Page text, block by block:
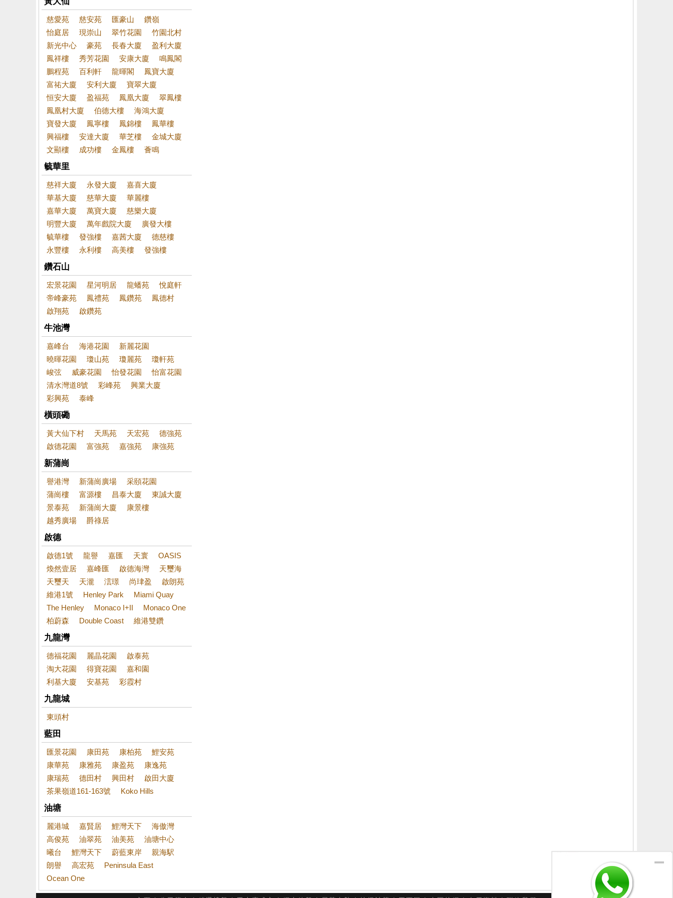
慈愛苑 慈安苑 匯豪山
鑽嶺
怡庭居
現崇山 翠竹花園
竹園北村
新光中心
豪苑 長春大廈
盈利大廈
鳳祥樓
秀芳花園 安康大廈
鳴鳳閣
鵬程苑
百利軒 龍暉閣
鳳寶大廈
富祐大廈
安利大廈
寶翠大廈
恒安大廈
盈福苑 鳳凰大廈
翠鳳樓
鳳凰村大廈
伯德大樓
海鴻大廈
寶發大廈
鳳寧樓 鳳錦樓
鳳華樓
興福樓
安達大廈 華芝樓
金城大廈
文顯樓
成功樓 金鳳樓 薈鳴
毓華里
慈祥大廈 永發大廈
嘉喜大廈
華基大廈
慈華大廈
華麗樓
嘉華大廈
萬寶大廈
慈樂大廈
明豐大廈
萬年戲院大廈
廣發大樓
毓華樓
發強樓 嘉茜大廈
德慈樓
永豐樓
永利樓 高美樓 發強樓
鑽石山
宏景花園 星河明居 龍蟠苑
悅庭軒
帝峰豪苑
鳳禮苑 鳳鑽苑
鳳德村
啟翔苑
啟鑽苑
牛池灣
嘉峰台 海港花園
新麗花園
曉暉花園
瓊山苑 瓊麗苑
瓊軒苑
峻弦
威豪花園 怡發花園
怡富花園
清水灣道8號
彩峰苑
興業大廈
彩興苑
泰峰
橫頭磡
黃大仙下村 天馬苑 天宏苑
德強苑
啟德花園
富強苑 嘉強苑 康強苑
新蒲崗
譽港灣 新蒲崗廣場
采頤花園
蒲崗樓
富源樓 昌泰大廈
東誠大廈
景泰苑
新蒲崗大廈
康景樓
越秀廣場
爵祿居
啟德
啟德1號 龍譽 嘉匯 天寰
OASIS
煥然壹居
嘉峰匯 啟德海灣
天璽海
天璽天
天瀧 澐璟 尚珒盈
啟朗苑
維港1號
Henley Park
Miami Quay
The Henley
Monaco I+II
Monaco One
柏蔚森
Double Coast 維港雙鑽
九龍灣
德福花園 麗晶花園
啟泰苑
淘大花園
得寶花園
嘉和園
利基大廈
安基苑 彩霞村
九龍城
東頭村
藍田
匯景花園 康田苑 康柏苑
鯉安苑
康華苑
康雅苑 康盈苑
康逸苑
康瑞苑
德田村 興田村
啟田大廈
茶果嶺道161-163號
Koko Hills
油塘
麗港城 嘉賢居 鯉灣天下
海傲灣
高俊苑
油翠苑 油美苑
油塘中心
曦台
鯉灣天下 蔚藍東岸
親海駅
朗譽
高宏苑
Peninsula East
Ocean One